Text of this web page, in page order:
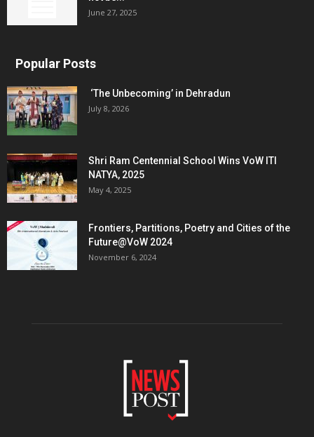
June 27, 2025
Popular Posts
‘The Unbecoming’ in Dehradun
July 8, 2026
Shri Ram Centennial School Wins VoW ITI
NATYA, 2025
May 4, 2025
Frontiers, Partitions, Poetry and Cities of the
Future@VoW 2024
November 6, 2024